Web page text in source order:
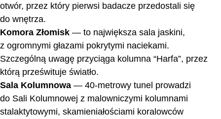
otwór, przez który pierwsi badacze przedostali się
do wnętrza.
Komora Złomisk — to największa sala jaskini,
z ogromnymi głazami pokrytymi naciekami.
Szczególną uwagę przyciąga kolumna “Harfa”, przez
którą prześwituje światło.
Sala Kolumnowa — 40-metrowy tunel prowadzi
do Sali Kolumnowej z malowniczymi kolumnami
stalaktytowymi, skamieniałościami koralowców